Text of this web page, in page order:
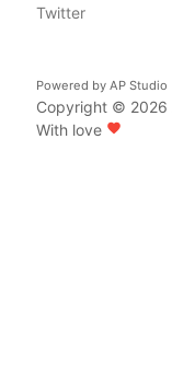
Twitter
Powered by AP Studio
Copyright © 2026
With love favorite